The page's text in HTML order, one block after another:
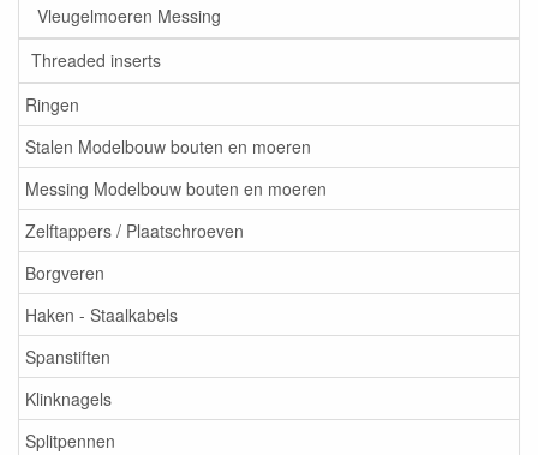
Vleugelmoeren Messing
Threaded inserts
Ringen
Stalen Modelbouw bouten en moeren
Messing Modelbouw bouten en moeren
Zelftappers / Plaatschroeven
Borgveren
Haken - Staalkabels
Spanstiften
Klinknagels
Splitpennen